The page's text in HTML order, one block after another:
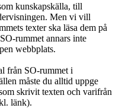
kunskapskälla, till
Men vi vill
texter ska läsa dem på
rummet annars inte
webbplats.
från SO-rummet i
måste du alltid uppge
skrivit texten och varifrån
länk).